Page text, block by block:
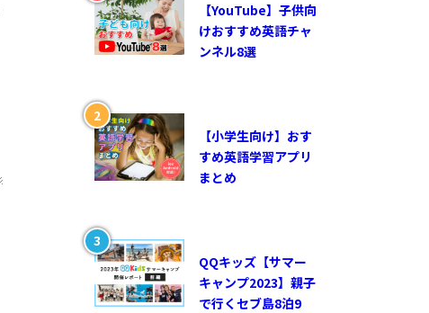
【YouTube】子供向
けおすすめ英語チャ
ンネル8選
【小学生向け】おす
すめ英語学習アプリ
まとめ
QQキッズ【サマー
キャンプ2023】親子
で行くセブ島8泊9